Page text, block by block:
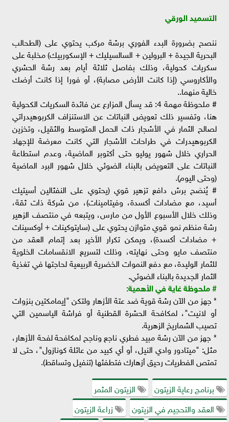
التسميد الورقي
ننصح بضرورة البدء الفوري برشة مركب يحتوي على (الطحالب
البحرية الجيدة + البرولين + السالسيليك + الإسكوربيك) مخلبة على
سكريات كحولية، وذلك بفاصل ثلاثة أيام بعد رشة الحشري
والأكاروسي (إذا كانت الأرض مصابة)، أو فورا إذا كانت أرضك
خالية منهما..
# ملحوظة مهمة 4: قد يسأل المزارع عن فائدة السكريات الكحولية
هنا، وتفسير ذلك تعويض النباتات عن الاستنزاف الكربوهيدراتي
لصالح الثمار في الأشجار ذات الحمل المتوسط والثقيل، وتخزين
الكربوهيدرات في طراحات الأشجار التي كانت معرضة للإجهاد
الحراري خلال شهور يوليو حتى أكتوبر الماضية، وعدم استطاعة
النباتات على التعويض بالبناء الضوئي خلال شهور البرد الماضية
(وحتى اليوم).
# يُنصَح برش دافع تزهير قوي (يحتوي على النفثالين أسيتيك
أسيد، مع مضادات أكسدة، وفيتامينات)، من شركة ذات ثقة،
وذلك خلال الأسبوع الأول من مارس، ويتبعه في منتصف الزهير
رشة منظم نمو قوي متوازن يحتوي على (سايتوكينات + أوكسينات
+ مضادات أكسدة)، ويمكن تكرار الأخير بعد إتمام العقد من
منتصف مايو وحتى نهايته، وذلك لتسريع الانقسامات الخلوية
للثمار الوليدة، مع دفع النموات الخضرية الربيعية لحاجتها في تغذية
الثمار الجديدة بالبناء الضوئي.
# ملحوظة غاية في الأهمية:
* جهز من الآن رشة قوية ضد عتة الأزهار ولتكن "إيمامكتين بنزوات
أو لانيت"، لمكافحة الحشرة القطنية أو فراشة الياسمين التي
تصيب الشماريخ الزهرية.
* جهز من الآن رشة مبيد فطري ناجع وناجح لمكافحة لفحة الأزهار،
مثل: "ميتادور وادي النيل، أو أي كبيد من عائلة كونازول"، حتى لا
تمتص الفطريات رحيق أزهارك فتطفئها (تنفيل وتساقط).
برنامج رعاية الزيتون
الزيتون المثمر
العقد والتحجيم في الزيتون
زراعة الزيتون